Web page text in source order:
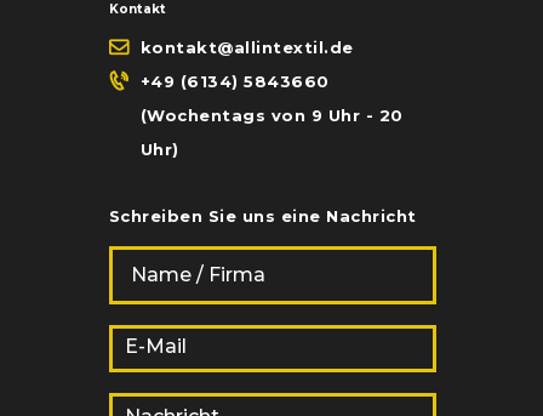
Kontakt
kontakt@allintextil.de
+49 (6134) 5843660
(Wochentags von 9 Uhr - 20
Uhr)
Schreiben Sie uns eine Nachricht